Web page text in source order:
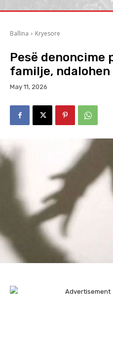
Ballina Kryesore
Pesë denoncime
familje,
May 11, 2026